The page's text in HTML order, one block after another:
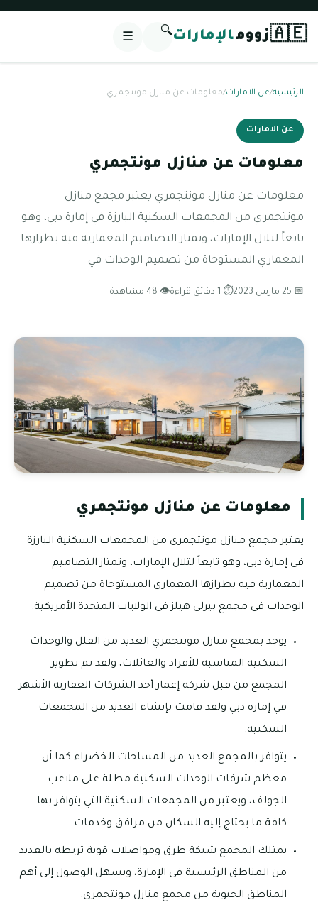
🇦🇪زوومالإمارات🔍
☰
الرئيسية/عن الامارات/معلومات عن منازل مونتجمري
عن الامارات
معلومات عن منازل مونتجمري
معلومات عن منازل مونتجمري يعتبر مجمع منازل
مونتجمري من المجمعات السكنية البارزة في إمارة دبي، وهو
تابعاً لتلال الإمارات، وتمتاز التصاميم المعمارية فيه بطرازها
المعماري المستوحاة من تصميم الوحدات في
📅 25 مارس 2023 ⏱ 1 دقائق قراءة 👁 48 مشاهدة
معلومات عن منازل مونتجمري
يعتبر مجمع منازل مونتجمري من المجمعات السكنية البارزة
في إمارة دبي، وهو تابعاً لتلال الإمارات، وتمتاز التصاميم
المعمارية فيه بطرازها المعماري المستوحاة من تصميم
الوحدات في مجمع بيرلي هيلز في الولايات المتحدة الأمريكية.
يوجد بمجمع منازل مونتجمري العديد من الفلل والوحدات
السكنية المناسبة للأفراد والعائلات، ولقد تم تطوير
المجمع من قبل شركة إعمار أحد الشركات العقارية الأشهر
في إمارة دبي ولقد قامت بإنشاء العديد من المجمعات
السكنية.
يتوافر بالمجمع العديد من المساحات الخضراء كما أن
معظم شرفات الوحدات السكنية مطلة على ملاعب
الجولف، ويعتبر من المجمعات السكنية التي يتوافر بها
كافة ما يحتاج إليه السكان من مرافق وخدمات.
يمتلك المجمع شبكة طرق ومواصلات قوية تربطه بالعديد
من المناطق الرئيسية في الإمارة، ويسهل الوصول إلى أهم
المناطق الحيوية من مجمع منازل مونتجمري.